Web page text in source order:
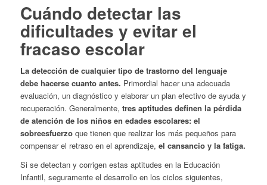
Cuándo detectar las
dificultades y evitar el
fracaso escolar
La detección de cualquier tipo de trastorno del lenguaje
debe hacerse cuanto antes. Primordial hacer una adecuada
evaluación, un diagnóstico y elaborar un plan efectivo de ayuda y
recuperación. Generalmente, tres aptitudes definen la pérdida
de atención de los niños en edades escolares: el
sobreesfuerzoque tienen que realizar los más pequeños para
compensar el retraso en el aprendizaje, el cansancio y la fatiga.
Si se detectan y corrigen estas aptitudes en la Educación
Infantil, seguramente el desarrollo en los ciclos siguientes,